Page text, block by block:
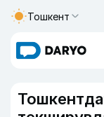
Тошкент